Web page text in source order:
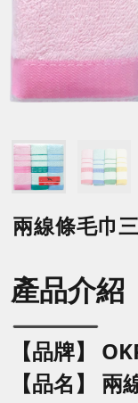
兩線條毛巾
產品介紹
【品牌】
【品名】 兩